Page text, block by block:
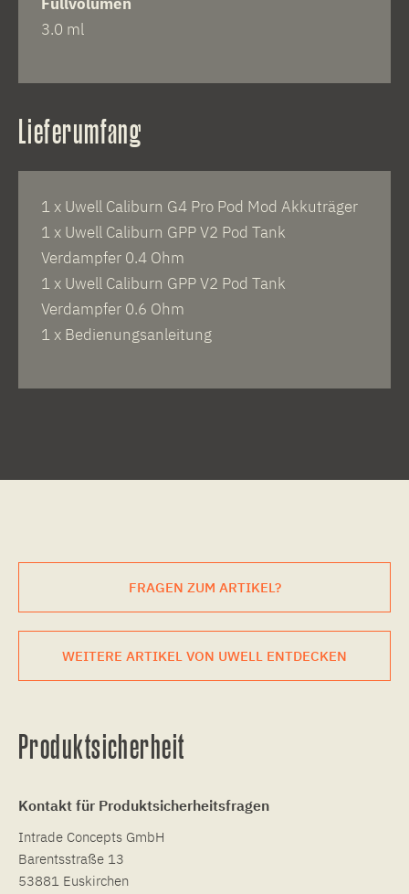
3.0 ml
Lieferumfang
1 x Uwell Caliburn G4 Pro Pod Mod Akkuträger
1 x Uwell Caliburn GPP V2 Pod Tank
Verdampfer 0.4 Ohm
1 x Uwell Caliburn GPP V2 Pod Tank
Verdampfer 0.6 Ohm
1 x Bedienungsanleitung
FRAGEN ZUM ARTIKEL?
WEITERE ARTIKEL VON UWELL ENTDECKEN
Produktsicherheit
Kontakt für Produktsicherheitsfragen
Intrade Concepts GmbH
Barentsstraße 13
53881 Euskirchen